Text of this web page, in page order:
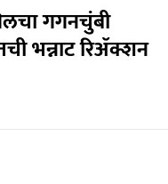
गगनचुंबी
भन्नाट रिॲक्शन